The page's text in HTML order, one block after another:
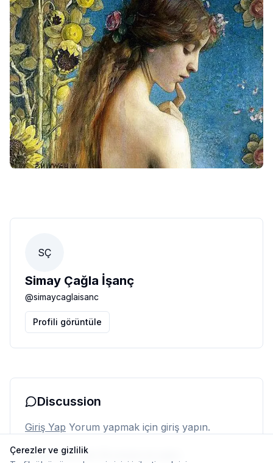
SÇ
Simay Çağla İşanç
@simaycaglaisanc
Profili görüntüle
Discussion
Giriş Yap Yorum yapmak için giriş yapın.
Henüz yorum yok. İlk yorumu siz yapın.
Çerezler ve gizlilik